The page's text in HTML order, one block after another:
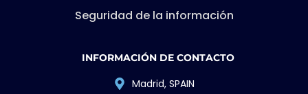
Seguridad de la información
INFORMACIÓN DE CONTACTO
Madrid, SPAIN